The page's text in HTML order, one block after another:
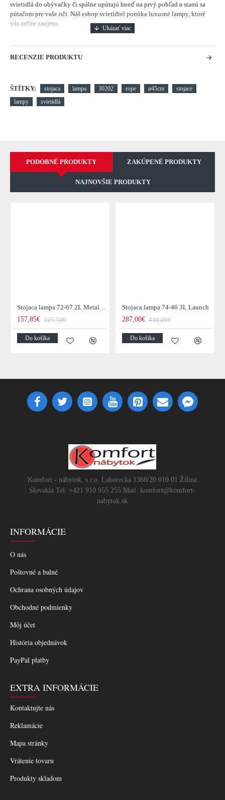
svietidlá do obývačky či spálne upútajú hneď na prvý pohľad a stanú sa
pútačom pre vaše oči. Náš eshop svietidiel ponúka luxusné lampy, ktoré
vás určite zaujmu.
RECENZIE PRODUKTU
ŠTÍTKY: stojaca lampa 30202 rope ø45cm
stojace
lampy
svietidlá
PODOBNÉ PRODUKTY ZAKÚPENÉ PRODUKTY
NAJNOVŠIE PRODUKTY
Stojaca lampa 72-67 2L Metal Blinds
157,85€ 225,50€
Do košíka
Stojaca lampa 74-46 3L Launch
287,00€ 410,00€
Do košíka
Komfort - nábytok, s.r.o. Laborecká 1368/20 010 01 Žilina
Slovakia Tel: +421 910 955 255 Mail: komfort@komfort-
nabytok.sk
INFORMÁCIE
O nás
Poštovné a balné
Ochrana osobných údajov
Obchodné podmienky
Môj účet
História objednávok
PayPal platby
EXTRA INFORMÁCIE
Kontaktujte nás
Reklamácie
Mapa stránky
Vrátenie tovaru
Produkty skladom